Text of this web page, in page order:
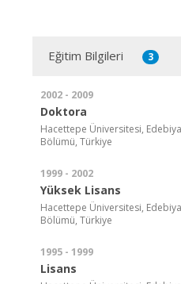
Eğitim Bilgileri 3
2002 - 2009
Doktora
Hacettepe Üniversitesi,
Bölümü, Türkiye
1999 - 2002
Yüksek Lisans
Hacettepe Üniversitesi,
Bölümü, Türkiye
1995 - 1999
Lisans